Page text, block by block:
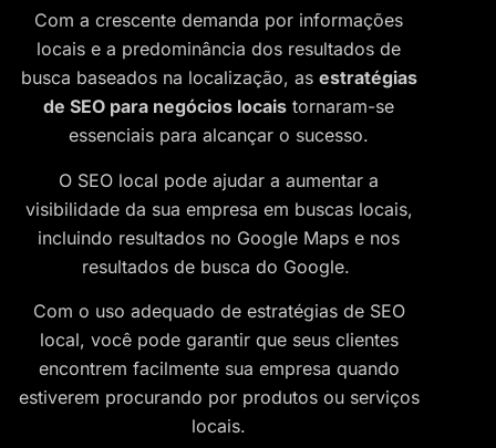
Com a crescente demanda por informações
locais e a predominância dos resultados de
busca baseados na localização, as estratégias
de SEO para negócios locais tornaram-se
essenciais para alcançar o sucesso.
O SEO local pode ajudar a aumentar a
visibilidade da sua empresa em buscas locais,
incluindo resultados no Google Maps e nos
resultados de busca do Google.
Com o uso adequado de estratégias de SEO
local, você pode garantir que seus clientes
encontrem facilmente sua empresa quando
estiverem procurando por produtos ou serviços
locais.